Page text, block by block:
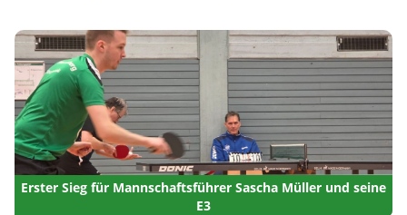
Erster Sieg für Mannschaftsführer Sascha Müller und seine
E3